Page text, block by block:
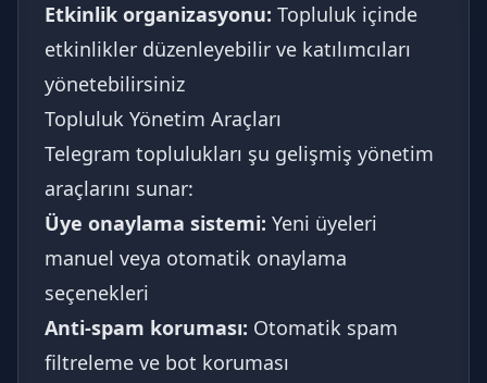
Etkinlik organizasyonu: Topluluk içinde
etkinlikler düzenleyebilir ve katılımcıları
yönetebilirsiniz
Topluluk Yönetim Araçları
Telegram toplulukları şu gelişmiş yönetim
araçlarını sunar:
Üye onaylama sistemi: Yeni üyeleri
manuel veya otomatik onaylama
seçenekleri
Anti-spam koruması: Otomatik spam
filtreleme ve bot koruması